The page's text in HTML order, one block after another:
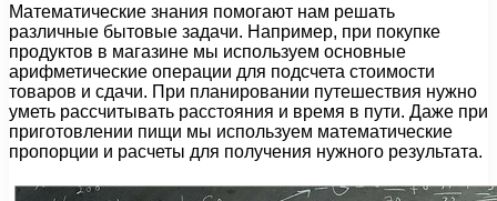
Математические знания помогают нам решать
различные бытовые задачи. Например, при покупке
продуктов в магазине мы используем основные
арифметические операции для подсчета стоимости
товаров и сдачи. При планировании путешествия нужно
уметь рассчитывать расстояния и время в пути. Даже при
приготовлении пищи мы используем математические
пропорции и расчеты для получения нужного результата.